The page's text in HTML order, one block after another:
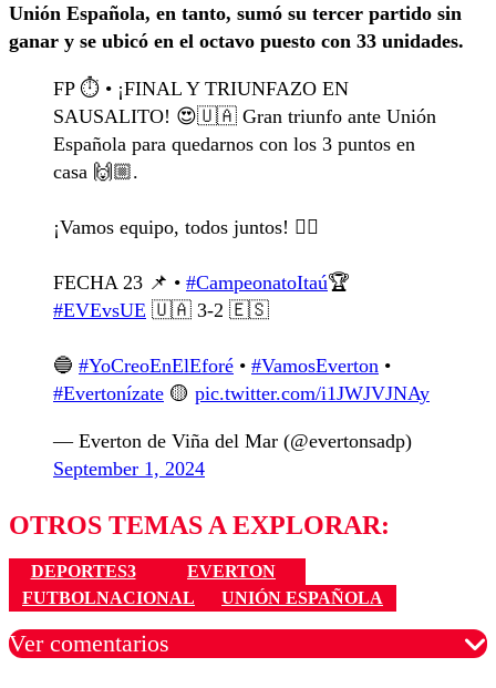
Unión Española, en tanto, sumó su tercer partido sin
ganar y se ubicó en el octavo puesto con 33 unidades.
FP ⏱️ • ¡FINAL Y TRIUNFAZO EN
SAUSALITO! 😍🇺🇦 Gran triunfo ante Unión
Española para quedarnos con los 3 puntos en
casa 🙌🏼.
¡Vamos equipo, todos juntos! ❤️‍🔥
FECHA 23 📌 • #CampeonatoItaú🏆
#EVEvsUE 🇺🇦 3-2 🇪🇸
🔵 #YoCreoEnElEforé • #VamosEverton •
#Evertonízate 🟡 pic.twitter.com/i1JWJVJNAy
— Everton de Viña del Mar (@evertonsadp)
September 1, 2024
OTROS TEMAS A EXPLORAR:
DEPORTES3
EVERTON
FUTBOLNACIONAL
UNIÓN ESPAÑOLA
Ver comentarios